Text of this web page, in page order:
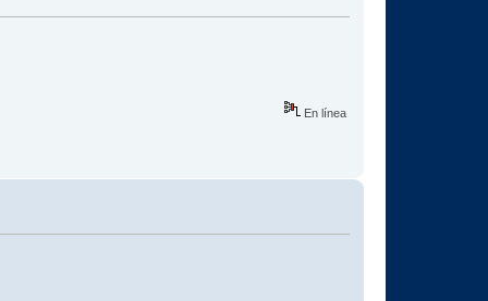
En línea